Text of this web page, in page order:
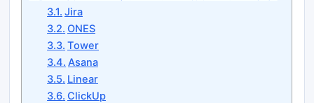
Jira
ONES
Tower
Asana
Linear
ClickUp